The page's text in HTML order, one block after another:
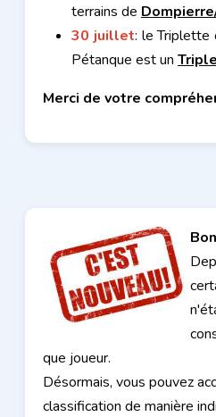
terrains de
30 juillet: le Triplette
Pétanque est un
Merci de votre
que joueur.
Désormais, vous pouvez
classification de manière